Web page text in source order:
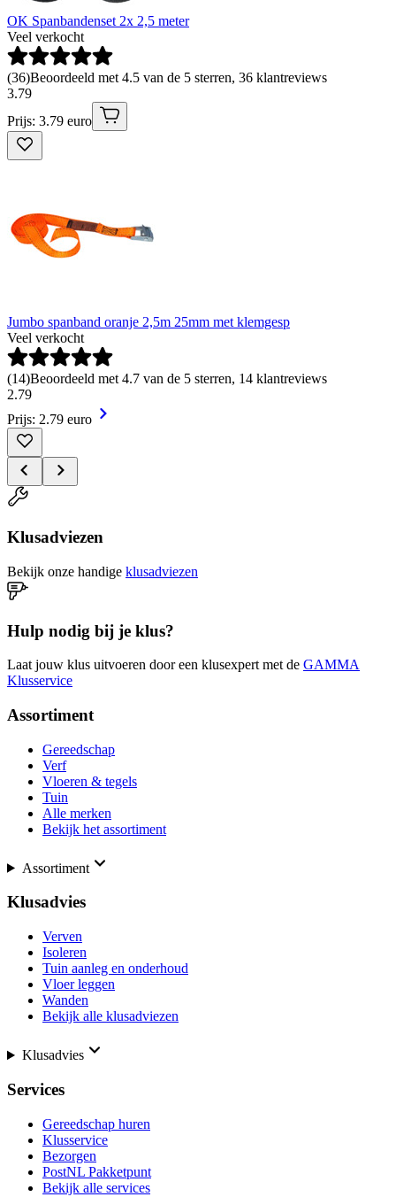
OK Spanbandenset 2x 2,5 meter
Veel verkocht
(36)Beoordeeld met 4.5 van de 5 sterren, 36 klantreviews
3.79
Prijs: 3.79 euro
Jumbo spanband oranje 2,5m 25mm met klemgesp
Veel verkocht
(14)Beoordeeld met 4.7 van de 5 sterren, 14 klantreviews
2.79
Prijs: 2.79 euro
Klusadviezen
Bekijk onze handige klusadviezen
Hulp nodig bij je klus?
Laat jouw klus uitvoeren door een klusexpert met de GAMMA
Klusservice
Assortiment
Gereedschap
Verf
Vloeren & tegels
Tuin
Alle merken
Bekijk het assortiment
Assortiment
Klusadvies
Verven
Isoleren
Tuin aanleg en onderhoud
Vloer leggen
Wanden
Bekijk alle klusadviezen
Klusadvies
Services
Gereedschap huren
Klusservice
Bezorgen
PostNL Pakketpunt
Bekijk alle services